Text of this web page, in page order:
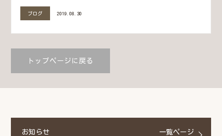
ブログ 2019.08.30
トップページに戻る
お知らせ 一覧ページ